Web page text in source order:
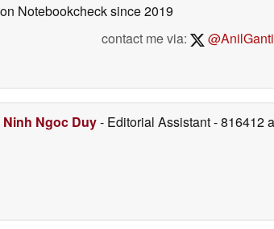
Notebookchecksince 2019
contact me via:
@AnilGanti
Ninh Ngoc Duy- Editorial Assistant- 816412